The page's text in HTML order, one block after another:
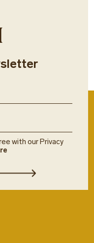
with our Privacy